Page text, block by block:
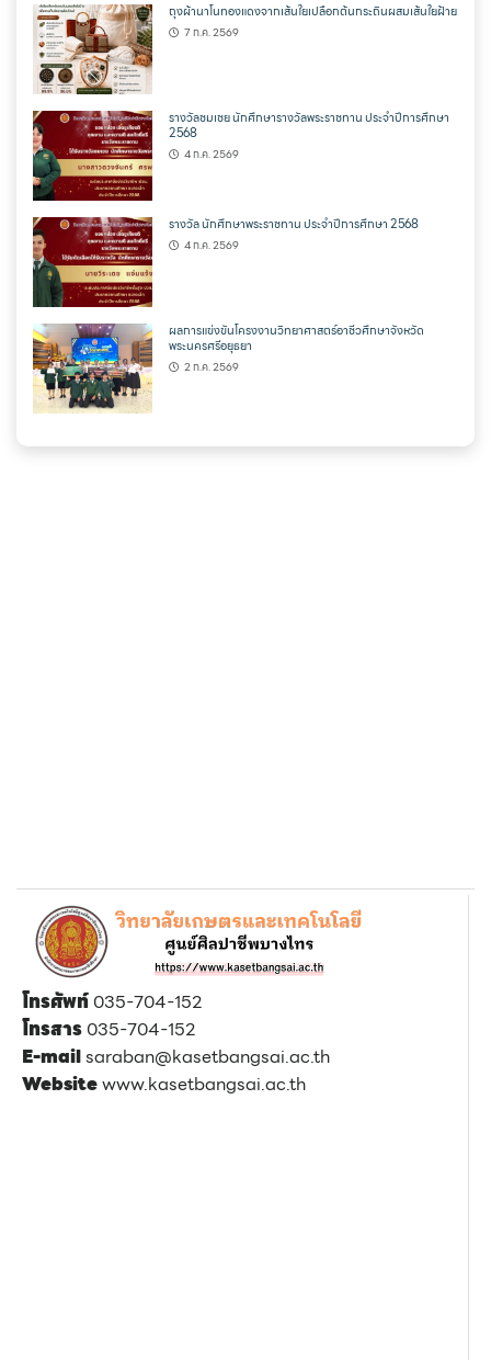
ถุงผ้านาโนทองแดงจากเส้นใยเปลือกต้นกระถินผสมเส้นใยฝ้าย
7 ก.ค. 2569
รางวัลชมเชย นักศึกษารางวัลพระราชทาน ประจำปีการศึกษา
2568
4 ก.ค. 2569
รางวัล นักศึกษาพระราชทาน ประจำปีการศึกษา 2568
4 ก.ค. 2569
ผลการแข่งขันโครงงานวิทยาศาสตร์อาชีวศึกษาจังหวัด
พระนครศรีอยุธยา
2 ก.ค. 2569
โทรศัพท์ 035-704-152
โทรสาร 035-704-152
E-mailsaraban@kasetbangsai.ac.th
Websitewww.kasetbangsai.ac.th